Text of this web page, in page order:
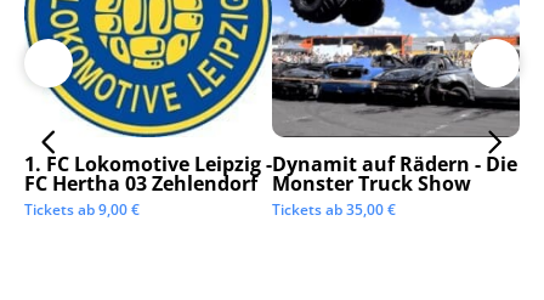
1. FC Lokomotive Leipzig -
FC Hertha 03 Zehlendorf
Tickets ab9,00€
Dynamit auf Rädern - Die
Monster Truck Show
Tickets ab35,00€